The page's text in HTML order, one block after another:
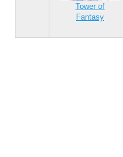
Tower of
Fantasy